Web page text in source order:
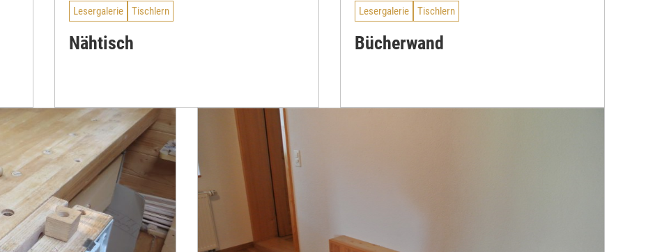
Lesergalerie Tischlern
Nähtisch
Lesergalerie Tischlern
Bücherwand